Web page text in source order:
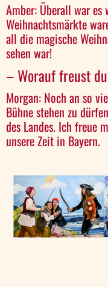
Amber: Überall war
Weihnachtsmärkte
all die magische
sehen war!
– Worauf freust
Morgan: Noch an so
Bühne stehen zu
des Landes. Ich freue
unsere Zeit in Bayern.